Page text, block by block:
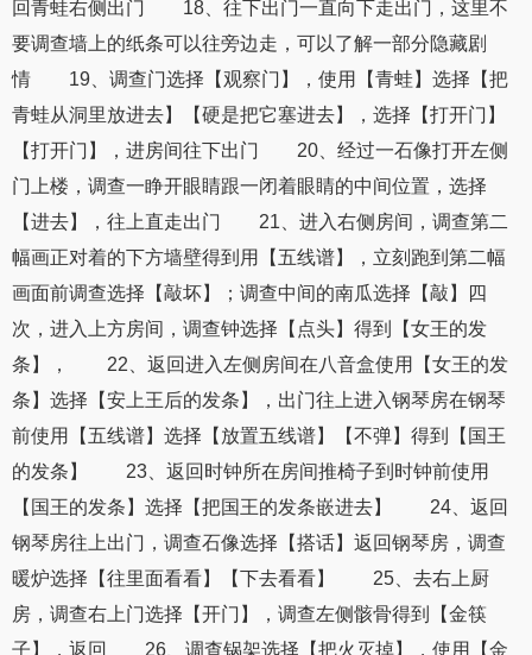
回青蛙右侧出门 18、往下出门一直向下走出门，这里不
要调查墙上的纸条可以往旁边走，可以了解一部分隐藏剧
情 19、调查门选择【观察门】，使用【青蛙】选择【把
青蛙从洞里放进去】【硬是把它塞进去】，选择【打开门】
【打开门】，进房间往下出门 20、经过一石像打开左侧
门上楼，调查一睁开眼睛跟一闭着眼睛的中间位置，选择
【进去】，往上直走出门 21、进入右侧房间，调查第二
幅画正对着的下方墙壁得到用【五线谱】，立刻跑到第二幅
画面前调查选择【敲坏】；调查中间的南瓜选择【敲】四
次，进入上方房间，调查钟选择【点头】得到【女王的发
条】， 22、返回进入左侧房间在八音盒使用【女王的发
条】选择【安上王后的发条】，出门往上进入钢琴房在钢琴
前使用【五线谱】选择【放置五线谱】【不弹】得到【国王
的发条】 23、返回时钟所在房间推椅子到时钟前使用
【国王的发条】选择【把国王的发条嵌进去】 24、返回
钢琴房往上出门，调查石像选择【搭话】返回钢琴房，调查
暖炉选择【往里面看看】【下去看看】 25、去右上厨
房，调查右上门选择【开门】，调查左侧骸骨得到【金筷
子】，返回 26、调查锅架选择【把火灭掉】，使用【金